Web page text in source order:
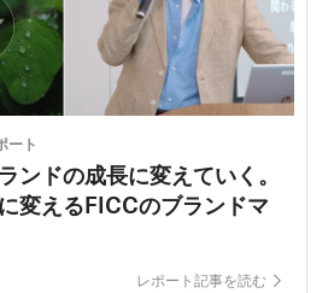
ート
ンドの成長に変えていく。
変えるFICCのブランドマ
レポート記事を読む